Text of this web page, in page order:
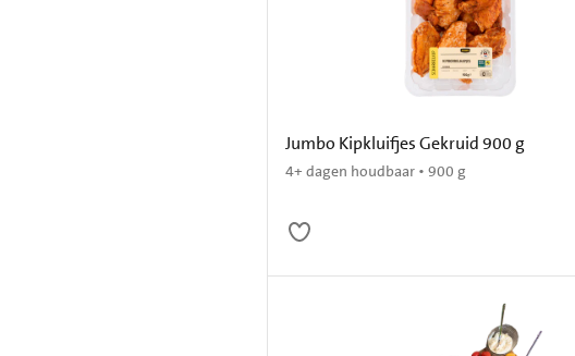
Jumbo Kipkluifjes Gekruid 900 g
4+ dagen houdbaar • 900 g